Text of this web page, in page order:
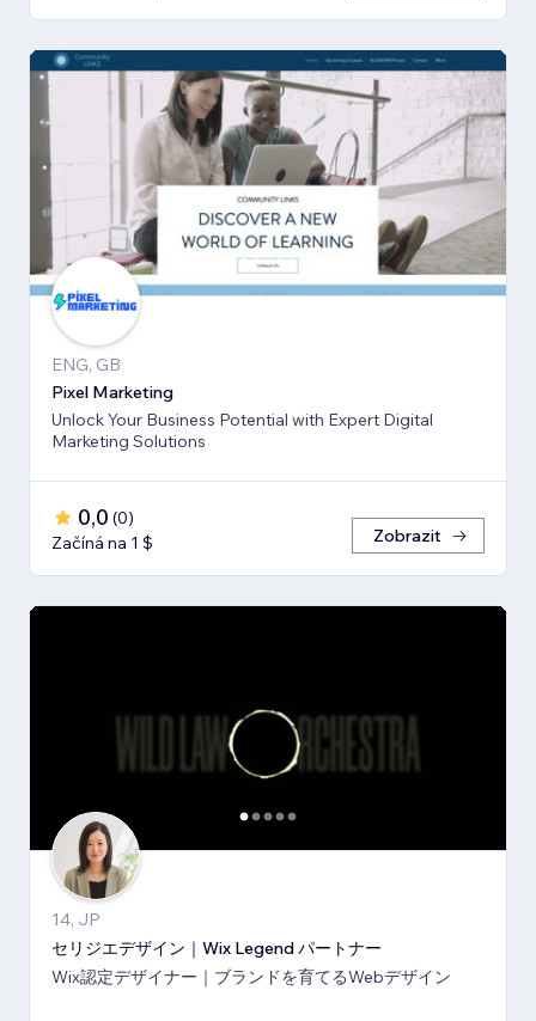
ENG, GB
Pixel Marketing
Unlock Your Business Potential with Expert Digital
Marketing Solutions
0,0 (0)
Začíná na 1 $
Zobrazit
14, JP
セリジエデザイン｜Wix Legend パートナー
Wix認定デザイナー｜ブランドを育てるWebデザイン